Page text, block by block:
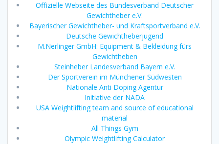
Offizielle Webseite des Bundesverband Deutscher
Gewichtheber e.V.
Bayerischer Gewichtheber- und Kraftsportverband e.V.
Deutsche Gewichtheberjugend
M.Nerlinger GmbH: Equipment & Bekleidung fürs
Gewichtheben
Steinheber Landesverband Bayern e.V.
Der Sportverein im Münchener Südwesten
Nationale Anti Doping Agentur
Initiative der NADA
USA Weightlifting team and source of educational
material
All Things Gym
Olympic Weightlifting Calculator